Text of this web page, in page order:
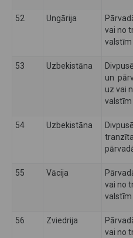
52 Ungārija
vai no
valstīm
53 Uzbekistāna
un
uz vai
valstīm
54 Uzbekistāna
tranzīta
55 Vācija
vai no
valstīm
56 Zviedrija
vai no